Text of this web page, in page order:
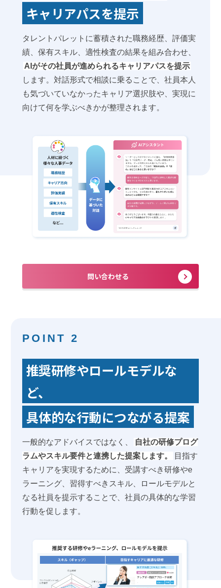
キャリアパスを提示
タレントパレットに蓄積された職務経歴、評価実
績、保有スキル、適性検査の結果を組み合わせ、
AIがその社員が進められるキャリアパスを提示
します。対話形式で相談に乗ることで、社員本人
も気づいていなかったキャリア選択肢や、実現に
向けて何を学ぶべきかが整理されます。
問い合わせる
POINT 2
推奨研修やロールモデルな
ど、
具体的な行動につながる提案
一般的なアドバイスではなく、
自社の研修プログ
ラムやスキル要件と連携した提案します。
目指す
キャリアを実現するために、受講すべき研修やe
ラーニング、習得すべきスキル、ロールモデルと
なる社員を提示することで、社員の具体的な学習
行動を促します。